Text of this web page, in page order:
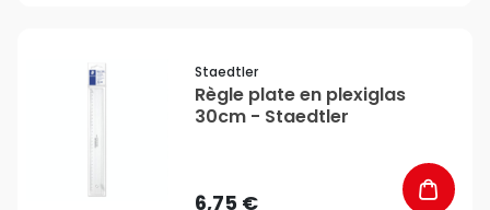
Staedtler
Règle plate en plexiglas
30cm - Staedtler
6,75 €